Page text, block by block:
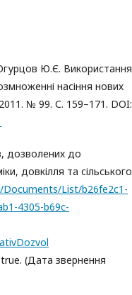
Ю.Є. Використання
насіння нових
2011. № 99. С. 159–171. DOI:
дозволених до
довкілля та сільського
List/b26fe2c1-
4305-b69c-
(Дата звернення